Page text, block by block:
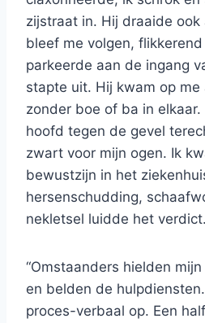
zijstraat in. Hij draaide ook
bleef me volgen,
parkeerde aan de ingang
stapte uit. Hij kwam op me
zonder boe of ba in
hoofd tegen de gevel
zwart voor mijn ogen. Ik
bewustzijn in het
hersenschudding,
nekletsel luidde het verdict.
“Omstaanders hielden
en belden de
proces-verbaal op. Een